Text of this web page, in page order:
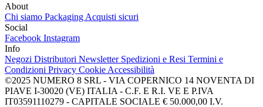
About
Chi siamo Packaging Acquisti sicuri
Social
Facebook Instagram
Info
Negozi Distributori Newsletter Spedizioni e Resi Termini e
Condizioni Privacy Cookie Accessibilità
©2025 NUMERO 8 SRL - VIA COPERNICO 14 NOVENTA DI
PIAVE I-30020 (VE) ITALIA - C.F. E R.I. VE E P.IVA
IT03591110279 - CAPITALE SOCIALE € 50.000,00 I.V.